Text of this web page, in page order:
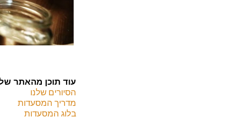
עוד תוכן מהאתר
הסיורים שלנו
מדריך המסעדות
בלוג המסעדות